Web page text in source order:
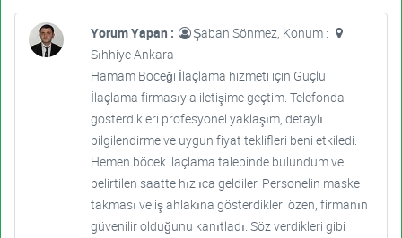
Yorum Yapan :
Şaban Sönmez, Konum :
Sıhhiye Ankara
Hamam Böceği İlaçlama hizmeti için Güçlü
İlaçlama firmasıyla iletişime geçtim. Telefonda
gösterdikleri profesyonel yaklaşım, detaylı
bilgilendirme ve uygun fiyat teklifleri beni etkiledi.
Hemen böcek ilaçlama talebinde bulundum ve
belirtilen saatte hızlıca geldiler. Personelin maske
takması ve iş ahlakına gösterdikleri özen, firmanın
güvenilir olduğunu kanıtladı. Söz verdikleri gibi